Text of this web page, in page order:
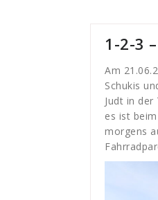
1-2-3
Am
Schukis
Judt in
es ist
morgens